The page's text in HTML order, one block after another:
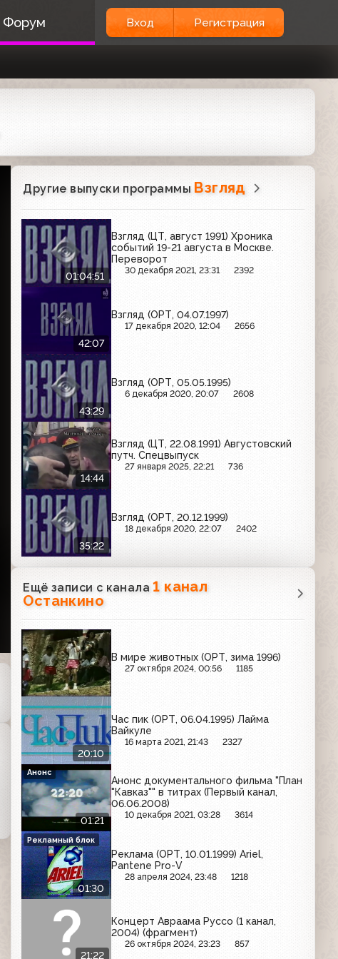
Форум Вход Регистрация
Другие выпуски программы Взгляд
01:04:51
Взгляд (ЦТ, август 1991) Хроника
событий 19-21 августа в Москве.
Переворот
30 декабря 2021, 23:31 2392
42:07
Взгляд (ОРТ, 04.07.1997)
17 декабря 2020, 12:04 2656
43:29
Взгляд (ОРТ, 05.05.1995)
6 декабря 2020, 20:07 2608
14:44
Взгляд (ЦТ, 22.08.1991) Августовский
путч. Спецвыпуск
27 января 2025, 22:21 736
35:22
Взгляд (ОРТ, 20.12.1999)
18 декабря 2020, 22:07 2402
Ещё записи с канала1 канал
Останкино
В мире животных (ОРТ, зима 1996)
27 октября 2024, 00:56 1185
20:10
Час пик (ОРТ, 06.04.1995) Лайма
Вайкуле
16 марта 2021, 21:43 2327
01:21
Анонс документального фильма "План
"Кавказ"" в титрах (Первый канал,
06.06.2008)
10 декабря 2021, 03:28 3614
Анонс
01:30
Реклама (ОРТ, 10.01.1999) Ariel,
Pantene Pro-V
28 апреля 2024, 23:48 1218
Рекламный блок
21:22
Концерт Авраама Руссо (1 канал,
2004) (фрагмент)
26 октября 2024, 23:23 857